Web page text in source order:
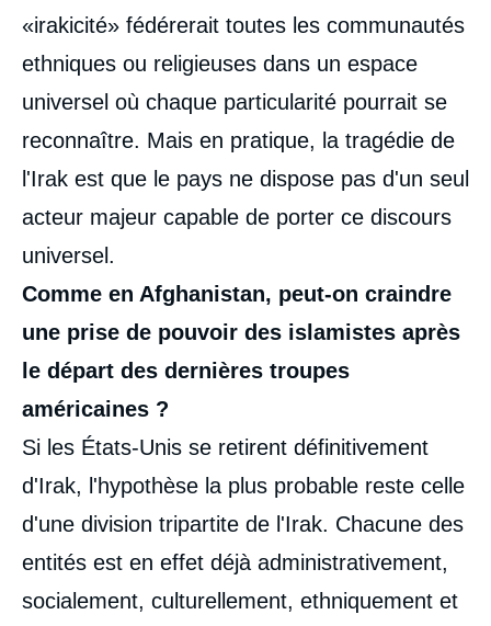
«irakicité» fédérerait toutes les communautés
ethniques ou religieuses dans un espace
universel où chaque particularité pourrait se
reconnaître. Mais en pratique, la tragédie de
l'Irak est que le pays ne dispose pas d'un seul
acteur majeur capable de porter ce discours
universel.
Comme en Afghanistan, peut-on craindre
une prise de pouvoir des islamistes après
le départ des dernières troupes
américaines ?
Si les États-Unis se retirent définitivement
d'Irak, l'hypothèse la plus probable reste celle
d'une division tripartite de l'Irak. Chacune des
entités est en effet déjà administrativement,
socialement, culturellement, ethniquement et